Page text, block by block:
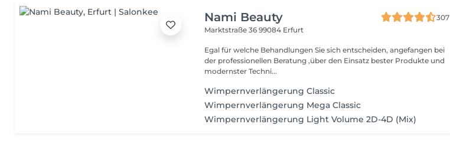
Nami Beauty
307
Marktstraße 3699084 Erfurt
Egal für welche Behandlungen Sie sich entscheiden, angefangen bei
der professionellen Beratung ,über den Einsatz bester Produkte und
modernster Techni...
Wimpernverlängerung Classic
Wimpernverlängerung Mega Classic
Wimpernverlängerung Light Volume 2D-4D (Mix)